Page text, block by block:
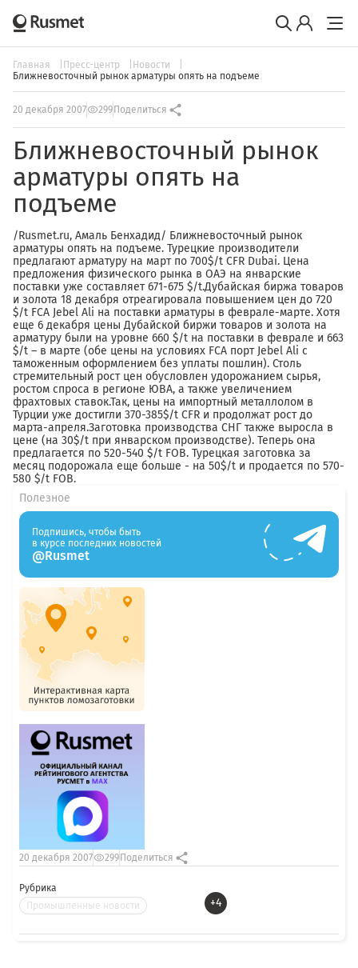
Главная Пресс-центр
Новости
Ближневосточный рынок арматуры опять на подъеме
20 декабря 2007 299 Поделиться
Ближневосточный рынок
арматуры опять на
подъеме
/Rusmet.ru, Амаль Бенхадид/ Ближневосточный рынок
арматуры опять на подъеме. Турецкие производители
предлагают арматуру на март по 700$/t CFR Dubai. Цена
предложения физического рынка в ОАЭ на январские
поставки уже составляет 671-675 $/t.Дубайская биржа товаров
и золота 18 декабря отреагировала повышением цен до 720
$/t FCA Jebel Ali на поставки арматуры в феврале-марте. Хотя
еще 6 декабря цены Дубайской биржи товаров и золота на
арматуру были на уровне 660 $/t на поставки в феврале и 663
$/t – в марте (обе цены на условиях FCA порт Jebel Ali с
таможенным оформлением без уплаты пошлин). Столь
стремительный рост цен обусловлен удорожанием сырья,
ростом спроса в регионе ЮВА, а также увеличением
фрахтовых ставок.Так, цены на импортный металлолом в
Турции уже достигли 370-385$/t CFR и продолжат рост до
марта-апреля.Заготовка производства СНГ также выросла в
цене (на 30$/t при январском производстве). Теперь она
предлагается по 520-540 $/t FOB. Турецкая заготовка за
месяц подорожала еще больше - на 50$/t и продается по 570-
580 $/t FOB.
Рубрика
Промышленные новости
+4
20 декабря 2007 299 Поделиться
Полезное
Подпишись, чтобы быть
в курсе последних новостей
@Rusmet